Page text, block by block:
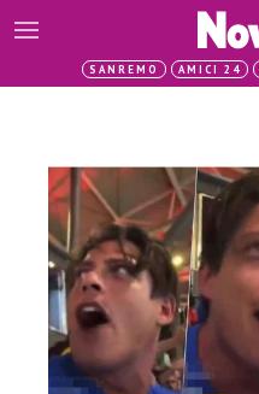
SANREMO AMICI 24